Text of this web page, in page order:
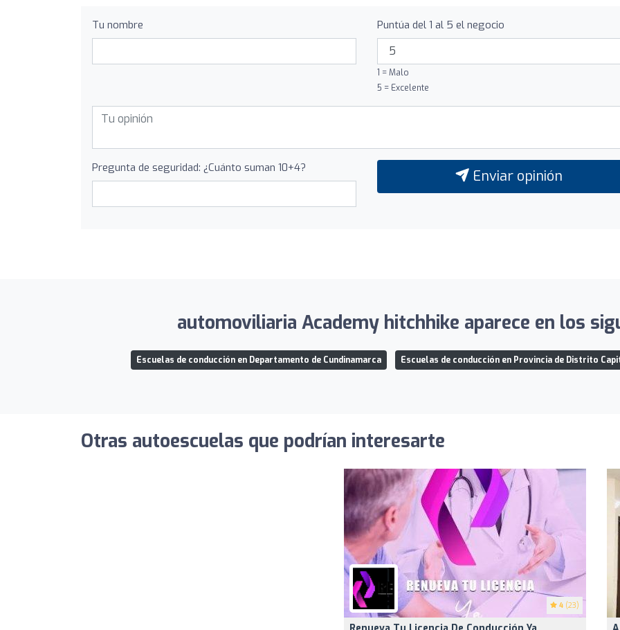
Tu nombre Puntúa del 1 al 5 el negocio
1 = Malo
5 = Excelente
Pregunta de seguridad: ¿Cuánto suman 10+4? Enviar opinión
automoviliaria Academy hitchhike aparece en los
Escuelas de conducción en Departamento de Cundinamarca Escuelas de conducción en Provincia de Distrito
Otras autoescuelas que podrían interesarte
4 (23)